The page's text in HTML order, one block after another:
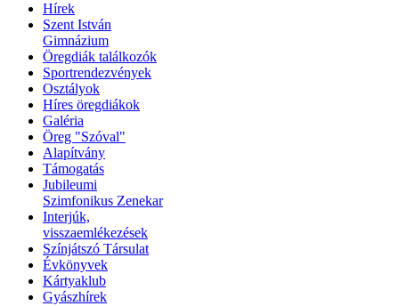
Hírek
Szent István
Gimnázium
Öregdiák találkozók
Sportrendezvények
Osztályok
Híres öregdiákok
Galéria
Öreg "Szóval"
Alapítvány
Támogatás
Jubileumi
Szimfonikus Zenekar
Interjúk,
visszaemlékezések
Színjátszó Társulat
Évkönyvek
Kártyaklub
Gyászhírek